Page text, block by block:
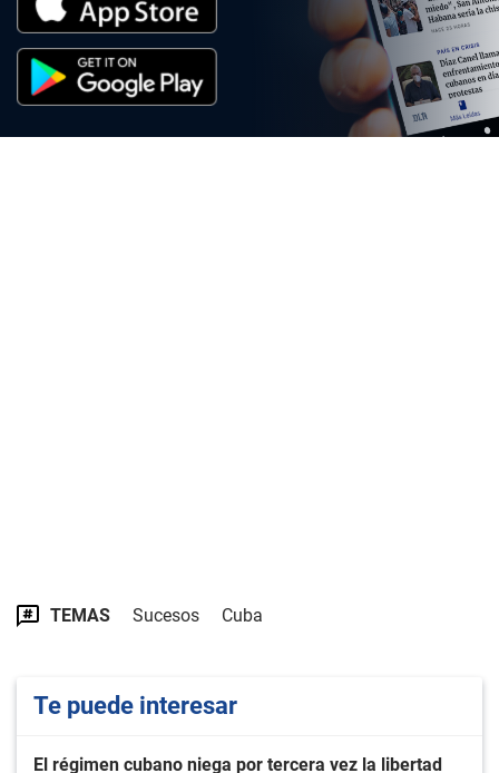
TEMAS Sucesos Cuba
Te puede interesar
El régimen cubano niega por tercera vez la libertad